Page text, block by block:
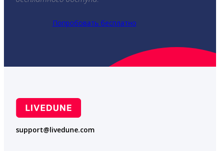
Попробовать бесплатно
support@livedune.com